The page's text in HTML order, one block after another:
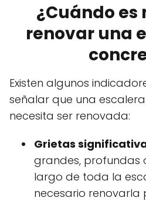
¿Cuándo es
renovar una
Existen algunos
señalar que una
necesita ser renovada:
Grietas
grandes, profundas
largo de toda la
necesario renovarla